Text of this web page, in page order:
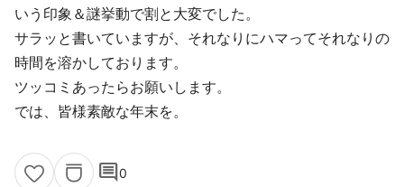
いう印象＆謎挙動で割と大変でした。
サラッと書いていますが、それなりにハマってそれなりの
時間を溶かしております。
ツッコミあったらお願いします。
では、皆様素敵な年末を。
comment0